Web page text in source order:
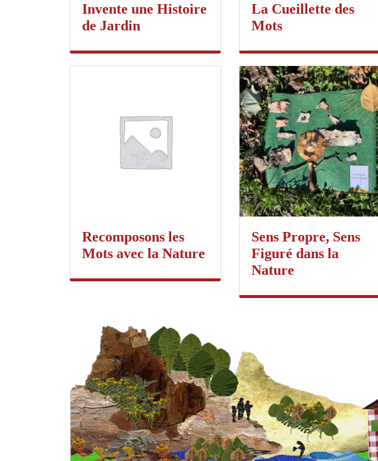
Invente une Histoire
de Jardin
La Cueillette des
Mots
Recomposons les
Mots avec la Nature
Sens Propre, Sens
Figuré dans la
Nature